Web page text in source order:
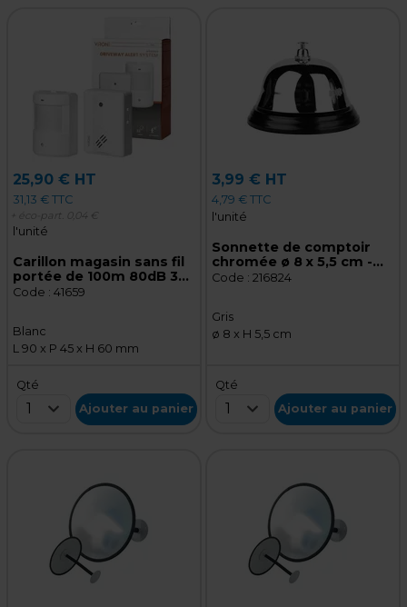
25,90 € HT
31,13 € TTC
+ éco-part. 0,04 €
l'unité
Carillon magasin sans fil
portée de 100m 80dB 32
mélodies VIRONE AS‑5 -
Code : 41659
Blanc
L 90 x P 45 x H 60 mm
Qté
1 Ajouter au panier
3,99 € HT
4,79 € TTC
l'unité
Sonnette de comptoir
chromée ø 8 x 5,5 cm -
Sonnette de réception -
Code : 216824
Gris
ø 8 x H 5,5 cm
Qté
1 Ajouter au panier